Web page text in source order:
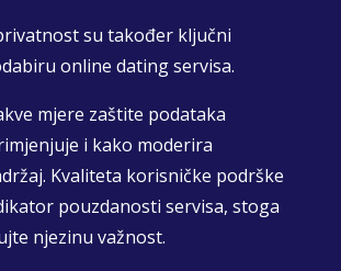
su također ključni
online dating servisa.
mjere zaštite podataka
i kako moderira
Kvaliteta korisničke podrške
pouzdanosti servisa, stoga
njezinu važnost.